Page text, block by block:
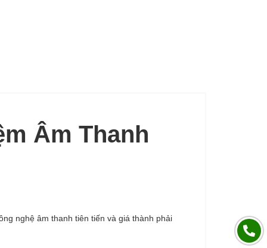
Âm Thanh
nghệ âm thanh tiên tiến và giá thành phải